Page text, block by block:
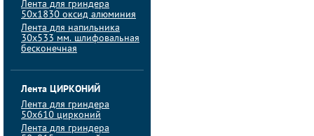
Лента для гриндера
50х1830 оксид алюминия
Лента для напильника
30х533 мм. шлифовальная
бесконечная
Лента ЦИРКОНИЙ
Лента для гриндера
50х610 цирконий
Лента для гриндера